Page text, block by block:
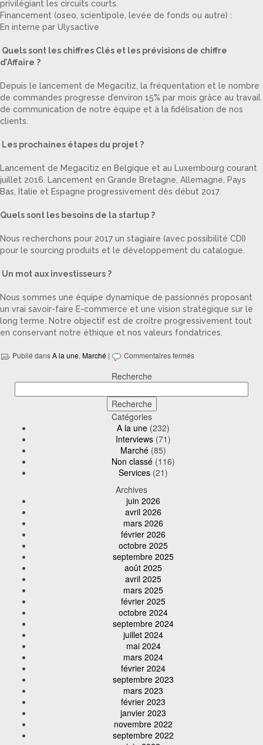
privilégiant les circuits courts.
Financement (oseo, scientipole, levée de fonds ou autre) :
En interne par Ulysactive
Quels sont les chiffres Clés et les prévisions de chiffre
d’Affaire ?
Depuis le lancement de Megacitiz, la fréquentation et le nombre
de commandes progresse d’environ 15% par mois grâce au travail
de communication de notre équipe et à la fidélisation de nos
clients.
Les prochaines étapes du projet ?
Lancement de Megacitiz en Belgique et au Luxembourg courant
juillet 2016. Lancement en Grande Bretagne, Allemagne, Pays
Bas, Italie et Espagne progressivement dès début 2017.
Quels sont les besoins de la startup ?
Nous recherchons pour 2017 un stagiaire (avec possibilité CDI)
pour le sourcing produits et le développement du catalogue.
Un mot aux investisseurs ?
Nous sommes une équipe dynamique de passionnés proposant
un vrai savoir-faire E-commerce et une vision stratégique sur le
long terme. Notre objectif est de croître progressivement tout
en conservant notre éthique et nos valeurs fondatrices.
Publié dansA la une, Marché | Commentaires fermés
Recherche
Catégories
A la une (232)
Interviews (71)
Marché (85)
Non classé (116)
Services (21)
Archives
juin 2026
avril 2026
mars 2026
février 2026
octobre 2025
septembre 2025
août 2025
avril 2025
mars 2025
février 2025
octobre 2024
septembre 2024
juillet 2024
mai 2024
mars 2024
février 2024
septembre 2023
mars 2023
février 2023
janvier 2023
novembre 2022
septembre 2022